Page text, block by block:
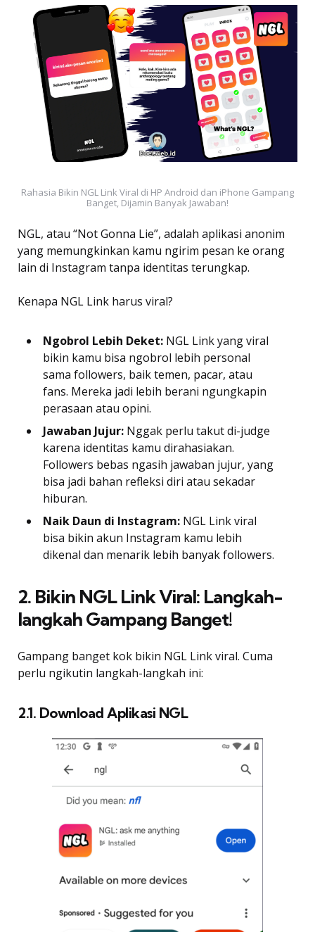
Rahasia Bikin NGL Link Viral di HP Android dan iPhone Gampang
Banget, Dijamin Banyak Jawaban!
NGL, atau “Not Gonna Lie”, adalah aplikasi anonim
yang memungkinkan kamu ngirim pesan ke orang
lain di Instagram tanpa identitas terungkap.
Kenapa NGL Link harus viral?
Ngobrol Lebih Deket: NGL Link yang viral
bikin kamu bisa ngobrol lebih personal
sama followers, baik temen, pacar, atau
fans. Mereka jadi lebih berani ngungkapin
perasaan atau opini.
Jawaban Jujur: Nggak perlu takut di-judge
karena identitas kamu dirahasiakan.
Followers bebas ngasih jawaban jujur, yang
bisa jadi bahan refleksi diri atau sekadar
hiburan.
Naik Daun di Instagram: NGL Link viral
bisa bikin akun Instagram kamu lebih
dikenal dan menarik lebih banyak followers.
2. Bikin NGL Link Viral: Langkah-
langkah Gampang Banget!
Gampang banget kok bikin NGL Link viral. Cuma
perlu ngikutin langkah-langkah ini:
2.1. Download Aplikasi NGL